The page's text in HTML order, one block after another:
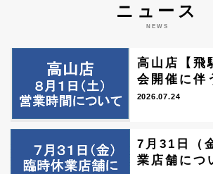
ニュース
NEWS
高山店【飛
会開催に伴
2026.07.24
7月31日（
業店舗につ